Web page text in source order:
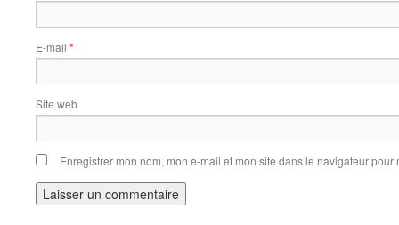
E-mail *
Site web
Enregistrer mon nom, mon e-mail et mon site dans le navigateur